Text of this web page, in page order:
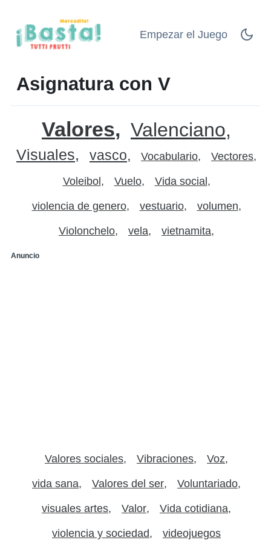
Empezar el Juego
Asignatura con V
Valores Valenciano
Visuales vasco Vocabulario Vectores
Voleibol Vuelo Vida social
violencia de genero vestuario volumen
Violonchelo vela vietnamita
Anuncio
Valores sociales Vibraciones Voz
vida sana Valores del ser Voluntariado
visuales artes Valor Vida cotidiana
violencia y sociedad videojuegos